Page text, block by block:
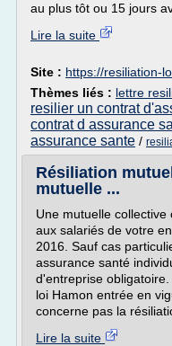
au plus tôt ou 15 jours
Lire la suite
Site : https://resiliation-
Thèmes liés : lettre
resilier un contrat
contrat d assurance
assurance sante /
Résiliation
mutuelle ...
Une mutuelle
aux salariés de votre
2016. Sauf cas
assurance santé
d'entreprise
loi Hamon entrée en
concerne pas la
Lire la suite